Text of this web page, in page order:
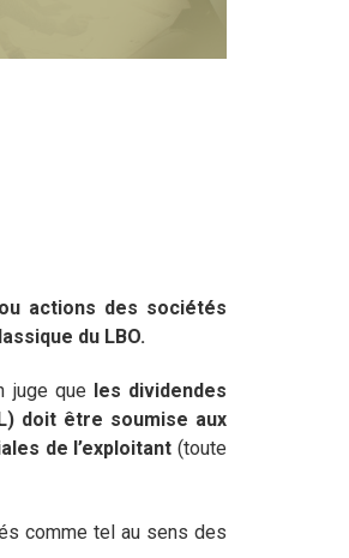
actions des sociétés
du LBO.
juge que les dividendes
doit être soumise aux
de l’exploitant (toute
comme tel au sens des